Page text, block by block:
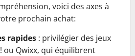
voici des axes à
prochain achat:
rapides : privilégier des jeux
ou Qwixx, qui équilibrent